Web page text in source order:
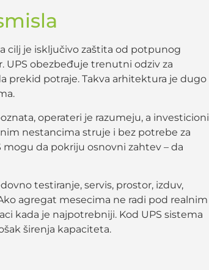
cilj je isključivo zaštita od potpunog
UPS obezbeđuje trenutni odziv za
prekid potraje. Takva arhitektura je dugo
operateri je razumeju, a investicioni
nestancima struje i bez potrebe za
da pokriju osnovni zahtev – da
testiranje, servis, prostor, izduv,
agregat mesecima ne radi pod realnim
kada je najpotrebniji. Kod UPS sistema
širenja kapaciteta.